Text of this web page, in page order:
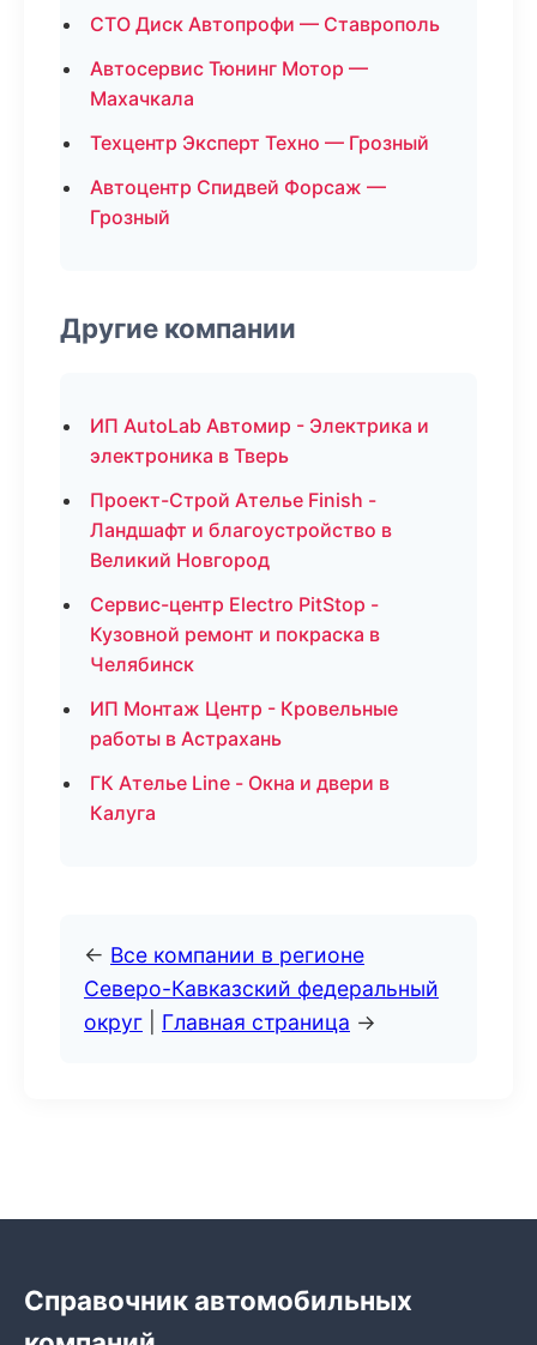
СТО Диск Автопрофи — Ставрополь
Автосервис Тюнинг Мотор —
Махачкала
Техцентр Эксперт Техно — Грозный
Автоцентр Спидвей Форсаж —
Грозный
Другие компании
ИП AutoLab Автомир - Электрика и
электроника в Тверь
Проект-Строй Ателье Finish -
Ландшафт и благоустройство в
Великий Новгород
Сервис-центр Electro PitStop -
Кузовной ремонт и покраска в
Челябинск
ИП Монтаж Центр - Кровельные
работы в Астрахань
ГК Ателье Line - Окна и двери в
Калуга
← Все компании в регионе
Северо-Кавказский федеральный
округ
Главная страница →
Справочник автомобильных